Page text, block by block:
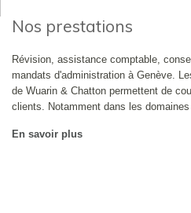
Nos prestations
Révision, assistance comptable,
mandats d'administration à Genève.
de Wuarin & Chatton permettent de
clients. Notamment dans les
En savoir plus